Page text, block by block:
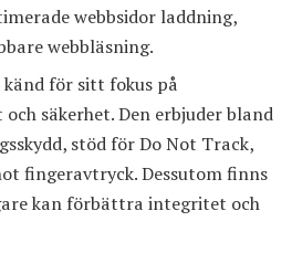
webbsidor laddning,
webbläsning.
för sitt fokus på
säkerhet. Den erbjuder bland
stöd för Do Not Track,
fingeravtryck. Dessutom finns
kan förbättra integritet och